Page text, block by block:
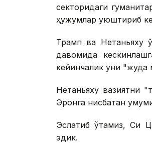
секторидаги
ҳужумлар уюштириб
Трамп ва Нетаньяху
давомида
кейинчалик уни "жуда
Нетаньяху вазиятни
Эронга нисбатан
Эслатиб ўтамиз, Си
эдик.